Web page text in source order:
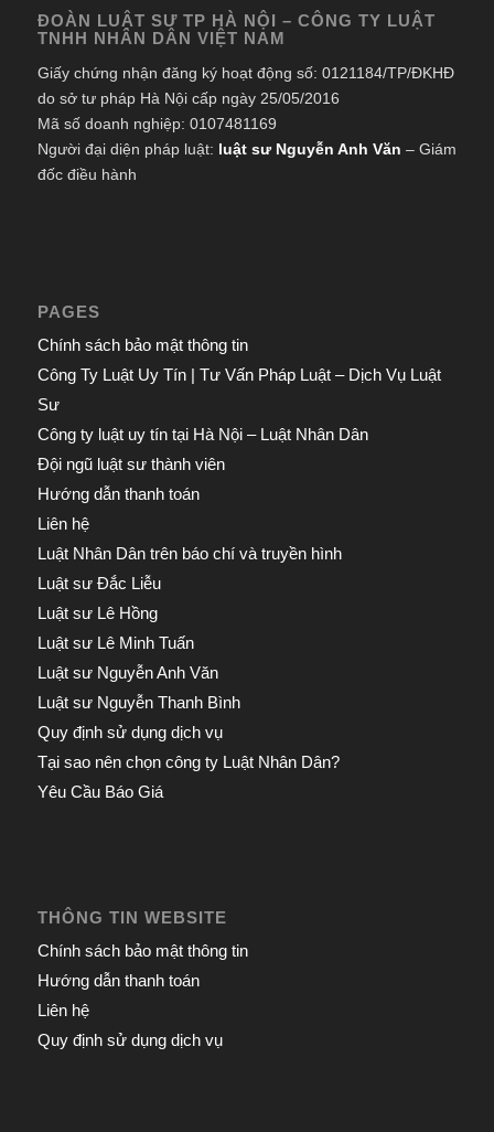
ĐOÀN LUẬT SƯ TP HÀ NỘI – CÔNG TY LUẬT
TNHH NHÂN DÂN VIỆT NAM
Giấy chứng nhận đăng ký hoạt động số: 0121184/TP/ĐKHĐ
do sở tư pháp Hà Nội cấp ngày 25/05/2016
Mã số doanh nghiệp: 0107481169
Người đại diện pháp luật: luật sư Nguyễn Anh Văn – Giám
đốc điều hành
PAGES
Chính sách bảo mật thông tin
Công Ty Luật Uy Tín | Tư Vấn Pháp Luật – Dịch Vụ Luật
Sư
Công ty luật uy tín tại Hà Nội – Luật Nhân Dân
Đội ngũ luật sư thành viên
Hướng dẫn thanh toán
Liên hệ
Luật Nhân Dân trên báo chí và truyền hình
Luật sư Đắc Liễu
Luật sư Lê Hồng
Luật sư Lê Minh Tuấn
Luật sư Nguyễn Anh Văn
Luật sư Nguyễn Thanh Bình
Quy định sử dụng dịch vụ
Tại sao nên chọn công ty Luật Nhân Dân?
Yêu Cầu Báo Giá
THÔNG TIN WEBSITE
Chính sách bảo mật thông tin
Hướng dẫn thanh toán
Liên hệ
Quy định sử dụng dịch vụ